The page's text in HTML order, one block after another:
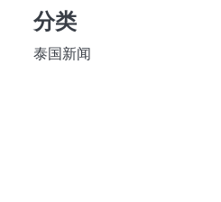
分类
泰国新闻